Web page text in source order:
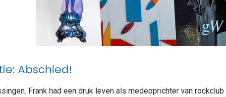
Abschied!
Frank had een druk leven als medeoprichter van